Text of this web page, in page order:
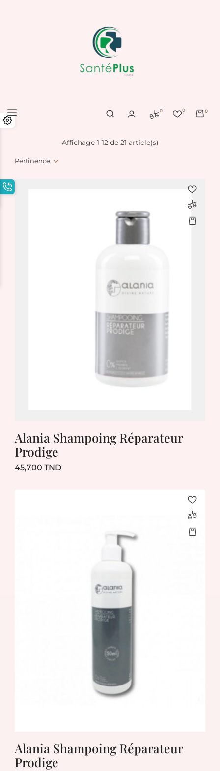
0 0 0
Pertinence
Affichage 1-12 de 21 article(s)
Alania Shampoing Réparateur
Prodige
45,700 TNDPrix
Alania Shampoing Réparateur
Prodige